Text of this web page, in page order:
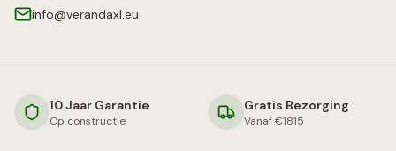
info@verandaxl.eu
10 Jaar Garantie
Op constructie
Gratis Bezorging
Vanaf €1815